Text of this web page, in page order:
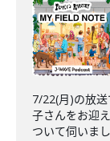
7/22(月)の放
子さんをお迎
ついて伺いまし